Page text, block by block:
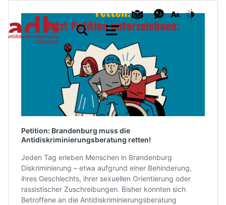
TOGGLE SEARCH FORM MODAL BOX
MENU
Petition: Brandenburg muss die
Antidiskriminierungsberatung retten!
Jeden Tag erleben Menschen in Brandenburg
Diskriminierung – etwa aufgrund einer Behinderung,
ihres Geschlechts, ihrer sexuellen Orientierung oder
rassistischer Zuschreibungen. Bisher konnten sich
Betroffene an die Antidiskriminierungsberatung